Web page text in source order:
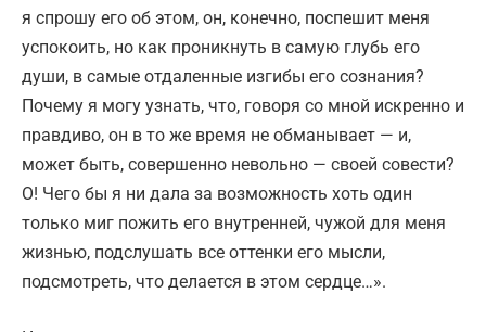
я спрошу его об этом, он, конечно, поспешит меня
успокоить, но как проникнуть в самую глубь его
души, в самые отдаленные изгибы его сознания?
Почему я могу узнать, что, говоря со мной искренно и
правдиво, он в то же время не обманывает — и,
может быть, совершенно невольно — своей совести?
О! Чего бы я ни дала за возможность хоть один
только миг пожить его внутренней, чужой для меня
жизнью, подслушать все оттенки его мысли,
подсмотреть, что делается в этом сердце…».